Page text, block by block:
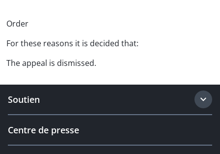
Order
For these reasons it is decided that:
The appeal is dismissed.
Soutien
Centre de presse